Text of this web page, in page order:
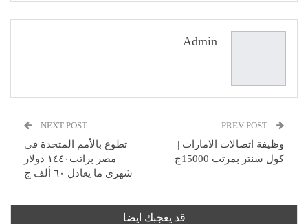
البريد الإلكتروني
Admin
وظيفة اتصالات الامارات |
كول سنتر بمرتب 15000ج
NEXT POST
تطوع بالأمم المتحدة في
مصر براتب١٤٤٠ دولار
شهري ما يعادل ٦٠ ألف ج
قد يعجبك ايضا